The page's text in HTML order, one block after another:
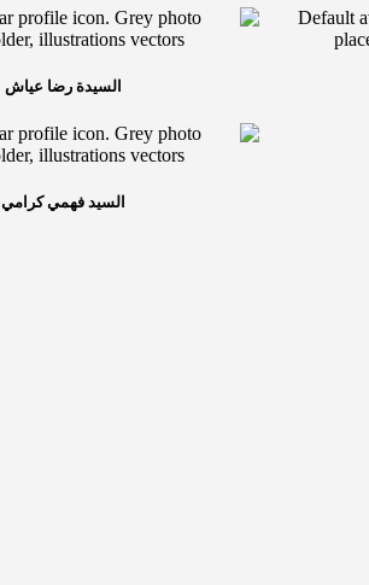
السيدة رضا عياش
السيد فهمي كرامي